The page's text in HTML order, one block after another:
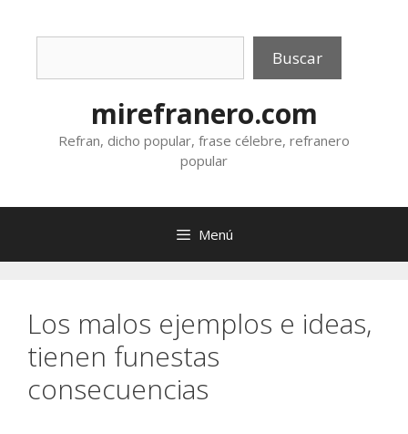
Buscar
mirefranero.com
Refran, dicho popular, frase célebre, refranero
popular
Menú
Los malos ejemplos e ideas,
tienen funestas
consecuencias